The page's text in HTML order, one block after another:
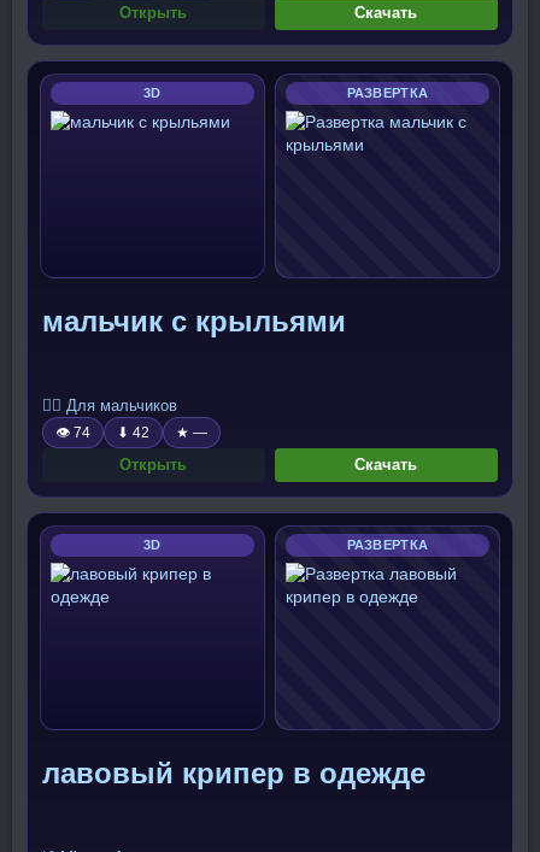
Открыть Скачать
3D РАЗВЕРТКА
мальчик с крыльями
🧍‍♂️ Для мальчиков
👁 74 ⬇ 42 ★ —
Открыть Скачать
3D РАЗВЕРТКА
лавовый крипер в одежде